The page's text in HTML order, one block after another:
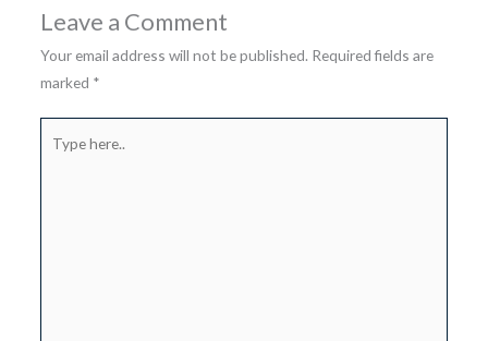
Leave a Comment
Your email address will not be published. Required fields are
marked *
here..